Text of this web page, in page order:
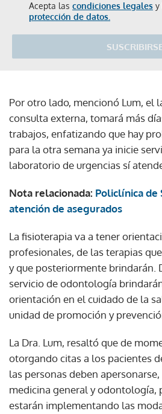
Acepta las condiciones legales y
protección de datos.
Por otro lado, mencionó Lum, el
consulta externa, tomará más
trabajos, enfatizando que hay
para la otra semana ya inicie
laboratorio de urgencias sí
Nota relacionada: Policlínica de
atención de asegurados
La fisioterapia va a tener
profesionales, de las terapias
y que posteriormente brindarán.
servicio de odontología
orientación en el cuidado de la
unidad de promoción y
La Dra. Lum, resaltó que de
otorgando citas a los pacientes
las personas deben
medicina general y odontología,
estarán implementando las